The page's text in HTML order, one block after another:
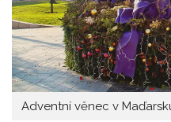
Adventní věnec v